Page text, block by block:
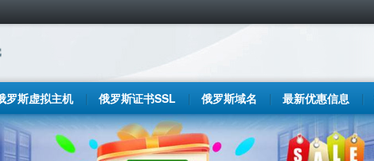
罗斯虚拟主机 俄罗斯证书SSL 俄罗斯域名 最新优惠信息